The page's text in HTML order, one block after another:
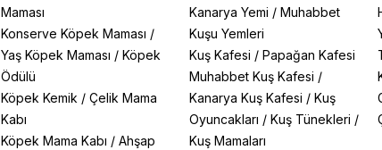
Maması
Konserve Köpek Maması /
Yaş Köpek Maması /Köpek
Ödülü
Köpek Kemik /Çelik Mama
Kabı
Köpek Mama Kabı /Ahşap
Kanarya Yemi / Muhabbet
Kuşu Yemleri
Kuş Kafesi / Papağan Kafesi
Muhabbet Kuş Kafesi /
Kanarya Kuş Kafesi / Kuş
Oyuncakları / Kuş Tünekleri /
Kuş Mamaları